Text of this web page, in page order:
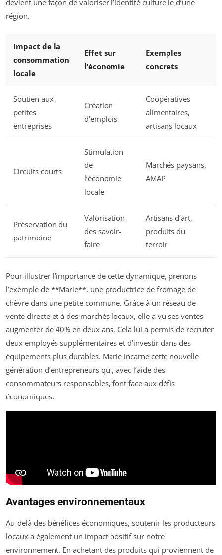
devient une façon de valoriser l’identité culturelle d’une
région.
Impact de la
consommation
locale
Effet sur
l’économie
Exemples
concrets
Soutien aux
petites
entreprises
Création
d’emplois
Coopératives
alimentaires,
artisans locaux
Circuits courts
Stimulation
de
l’économie
locale
Marchés paysans,
AMAP
Préservation du
patrimoine
Valorisation
des savoir-
faire
Artisans d’art,
produits du
terroir
Pour illustrer l’importance de cette dynamique, prenons
l’exemple de **Marie**, une productrice de fromage de
chèvre dans une petite commune. Grâce à un réseau de
vente directe et à des marchés locaux, elle a vu ses ventes
augmenter de 40% en deux ans. Cela lui a permis de recruter
deux employés supplémentaires et d’investir dans des
équipements plus durables. Marie incarne cette nouvelle
génération d’entrepreneurs qui, avec l’aide des
consommateurs responsables, font face aux défis
économiques.
Avantages environnementaux
Au-delà des bénéfices économiques, soutenir les producteurs
locaux a également un impact positif sur notre
environnement. En achetant des produits qui proviennent de